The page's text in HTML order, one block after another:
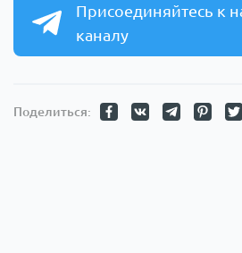
Присоединяйтесь к
каналу
Поделиться: